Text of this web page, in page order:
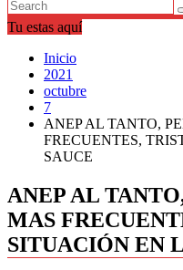
Tu estas aquí
Inicio
2021
octubre
7
ANEP AL TANTO,
FRECUENTES,
SAUCE
ANEP AL
MAS
SITUACIÓN EN